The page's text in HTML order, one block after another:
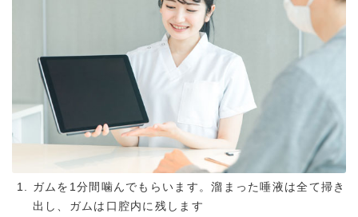
ガムを1分間噛んでもらいます。溜まった唾液は全て掃き
出し、ガムは口腔内に残します